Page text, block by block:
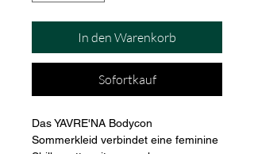
In den Warenkorb
Sofortkauf
Das YAVRE'NA Bodycon
Sommerkleid verbindet eine feminine